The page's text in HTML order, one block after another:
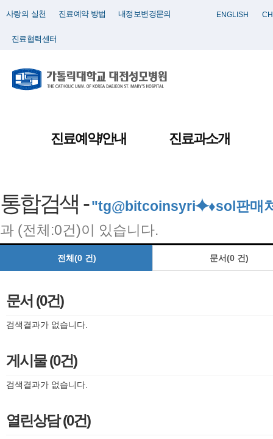
사랑의 실천 진료예약 방법 내정보변경문의
진료협력센터
ENGLISH
진료예약/안내 진료과소개
통합검색 - "tg@bitcoinsyri⯌♦sol판매
과 (전체:0건)이 있습니다.
전체(0 건) 문서(0 건)
문서 (0건)
검색결과가 없습니다.
게시물 (0건)
검색결과가 없습니다.
열린상담 (0건)